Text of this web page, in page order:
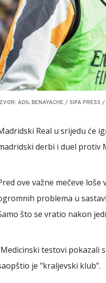
ADIL BENAYACHE / SIPA PRESS /
Real u srijedu će
derbi i duel protiv
ove važne mečeve
problema u
što se vratio nakon
testovi pokazali
je "kraljevski klub".